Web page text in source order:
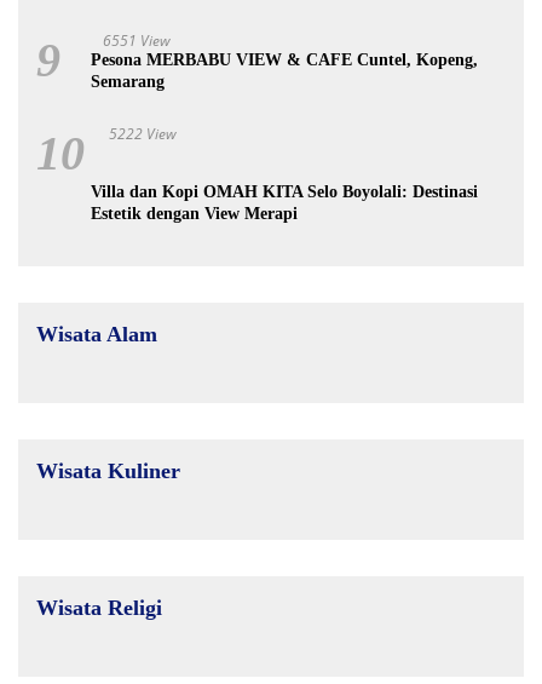
9 6551 View
Pesona MERBABU VIEW & CAFE Cuntel, Kopeng,
Semarang
10 5222 View
Villa dan Kopi OMAH KITA Selo Boyolali: Destinasi
Estetik dengan View Merapi
Wisata Alam
Wisata Kuliner
Wisata Religi